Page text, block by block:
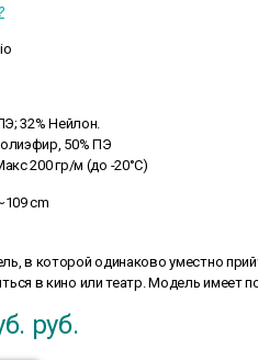
32% Нейлон.
50% ПЭ
200 гр/м (до -20°C)
cm
в которой одинаково уместно
в кино или театр. Модель имеет
руб.